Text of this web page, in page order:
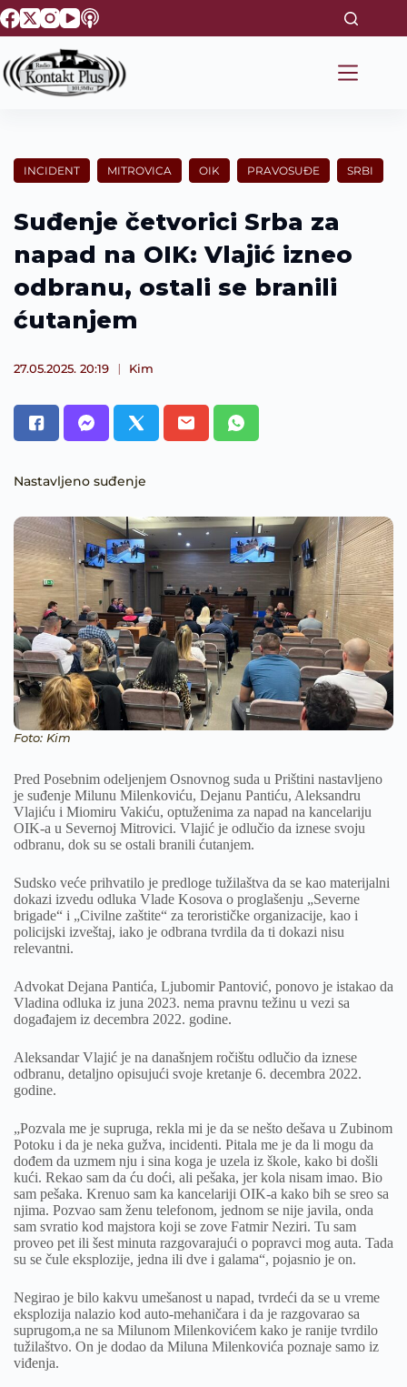
S
k
p
t
e
t
INCIDENT MITROVICA OIK PRAVOSUĐE SRBI
Suđenje četvorici Srba za
napad na OIK: Vlajić izneo
odbranu, ostali se branili
ćutanjem
27.05.2025. 20:19 Kim
Nastavljeno suđenje
Foto: Kim
Pred Posebnim odeljenjem Osnovnog suda u Prištini nastavljeno
je suđenje Milunu Milenkoviću, Dejanu Pantiću, Aleksandru
Vlajiću i Miomiru Vakiću, optuženima za napad na kancelariju
OIK-a u Severnoj Mitrovici. Vlajić je odlučio da iznese svoju
odbranu, dok su se ostali branili ćutanjem.
Sudsko veće prihvatilo je predloge tužilaštva da se kao materijalni
dokazi izvedu odluka Vlade Kosova o proglašenju „Severne
brigade“ i „Civilne zaštite“ za terorističke organizacije, kao i
policijski izveštaj, iako je odbrana tvrdila da ti dokazi nisu
relevantni.
Advokat Dejana Pantića, Ljubomir Pantović, ponovo je istakao da
Vladina odluka iz juna 2023. nema pravnu težinu u vezi sa
događajem iz decembra 2022. godine.
Aleksandar Vlajić je na današnjem ročištu odlučio da iznese
odbranu, detaljno opisujući svoje kretanje 6. decembra 2022.
godine.
„Pozvala me je supruga, rekla mi je da se nešto dešava u Zubinom
Potoku i da je neka gužva, incidenti. Pitala me je da li mogu da
dođem da uzmem nju i sina koga je uzela iz škole, kako bi došli
kući. Rekao sam da ću doći, ali pešaka, jer kola nisam imao. Bio
sam pešaka. Krenuo sam ka kancelariji OIK-a kako bih se sreo sa
njima. Pozvao sam ženu telefonom, jednom se nije javila, onda
sam svratio kod majstora koji se zove Fatmir Neziri. Tu sam
proveo pet ili šest minuta razgovarajući o popravci mog auta. Tada
su se čule eksplozije, jedna ili dve i galama“, pojasnio je on.
Negirao je bilo kakvu umešanost u napad, tvrdeći da se u vreme
eksplozija nalazio kod auto-mehaničara i da je razgovarao sa
suprugom,a ne sa Milunom Milenkovićem kako je ranije tvrdilo
tužilaštvo. On je dodao da Miluna Milenkovića poznaje samo iz
viđenja.